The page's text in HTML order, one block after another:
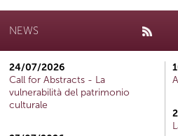
NEWS
24/07/2026
Call for Abstracts - La
vulnerabilità del patrimonio
culturale